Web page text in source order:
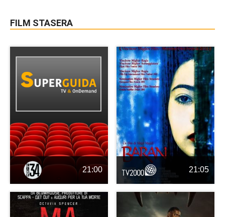
FILM STASERA
21:00 21:05